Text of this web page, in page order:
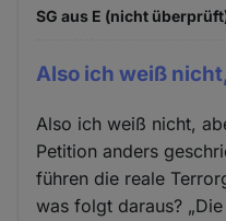
SG aus E (nicht
Also ich weiß
Also ich weiß nicht,
Petition anders
führen die reale
was folgt daraus?